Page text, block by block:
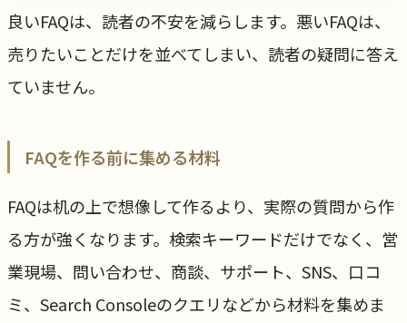
良いFAQは、読者の不安を減らします。悪いFAQは、
売りたいことだけを並べてしまい、読者の疑問に答え
ていません。
FAQを作る前に集める材料
FAQは机の上で想像して作るより、実際の質問から作
る方が強くなります。検索キーワードだけでなく、営
業現場、問い合わせ、商談、サポート、SNS、口コ
ミ、Search Consoleのクエリなどから材料を集めま